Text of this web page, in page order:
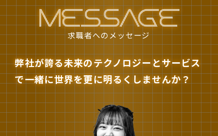
エントリー
企業サイト
MESSAGE
求職者へのメッセージ
弊社が誇る未来のテクノロジーとサービス
で一緒に世界を更に明るくしませんか？